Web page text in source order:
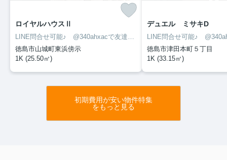
ロイヤルハウスⅡ
LINE問合せ可能♪ @340ahxacで友達検索して下さい
徳島市山城町東浜傍示
1K (25.50㎡)
デュエル ミサキD
徳島市津田本町５丁目
1K (33.15㎡)
初期費用が安い物件特集
をもっと見る